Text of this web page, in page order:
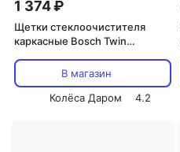
1 374 ₽
Щетки стеклоочистителя
каркасные Bosch Twin
В магазин
Колёса Даром
4.2